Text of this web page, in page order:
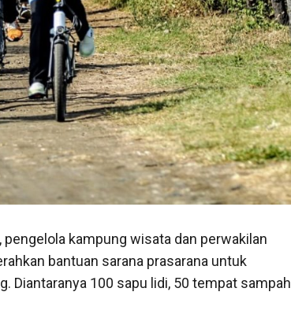
kampung wisata dan perwakilan
bantuan sarana prasarana untuk
Diantaranya 100 sapu lidi, 50 tempat sampah